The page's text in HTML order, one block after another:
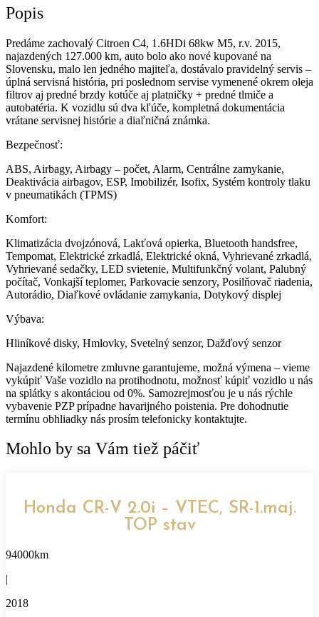
Popis
Predáme zachovalý Citroen C4, 1.6HDi 68kw M5, r.v. 2015,
najazdených 127.000 km, auto bolo ako nové kupované na
Slovensku, malo len jedného majiteľa, dostávalo pravidelný servis –
úplná servisná história, pri poslednom servise vymenené okrem oleja
filtrov aj predné brzdy kotúče aj platničky + predné tlmiče a
autobatéria. K vozidlu sú dva kľúče, kompletná dokumentácia
vrátane servisnej histórie a diaľničná známka.
Bezpečnosť:
ABS, Airbagy, Airbagy – počet, Alarm, Centrálne zamykanie,
Deaktivácia airbagov, ESP, Imobilizér, Isofix, Systém kontroly tlaku
v pneumatikách (TPMS)
Komfort:
Klimatizácia dvojzónová, Lakťová opierka, Bluetooth handsfree,
Tempomat, Elektrické zrkadlá, Elektrické okná, Vyhrievané zrkadlá,
Vyhrievané sedačky, LED svietenie, Multifunkčný volant, Palubný
počítač, Vonkajší teplomer, Parkovacie senzory, Posilňovač riadenia,
Autorádio, Diaľkové ovládanie zamykania, Dotykový displej
Výbava:
Hliníkové disky, Hmlovky, Svetelný senzor, Dažďový senzor
Najazdené kilometre zmluvne garantujeme, možná výmena – vieme
vykúpiť Vaše vozidlo na protihodnotu, možnosť kúpiť vozidlo u nás
na splátky s akontáciou od 0%. Samozrejmosťou je u nás rýchle
vybavenie PZP prípadne havarijného poistenia. Pre dohodnutie
termínu obhliadky nás prosím telefonicky kontaktujte.
Mohlo by sa Vám tiež páčiť
Honda CR-V 2.0i – VTEC, SR-1.maj.
TOP stav
94000km
|
2018